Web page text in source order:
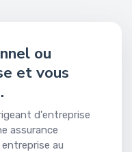
ou
et vous
d'entreprise
assurance
au